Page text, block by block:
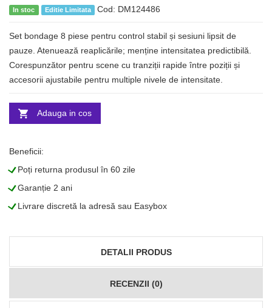
In stoc Editie Limitata Cod: DM124486
Set bondage 8 piese pentru control stabil și sesiuni lipsit de
pauze. Atenuează reaplicările; menține intensitatea predictibilă.
Corespunzător pentru scene cu tranziții rapide între poziții și
accesorii ajustabile pentru multiple nivele de intensitate.
Adauga in cos
Beneficii:
LPoți returna produsul în 60 zile
LGaranție 2 ani
LLivrare discretă la adresă sau Easybox
DETALII PRODUS
RECENZII (0)